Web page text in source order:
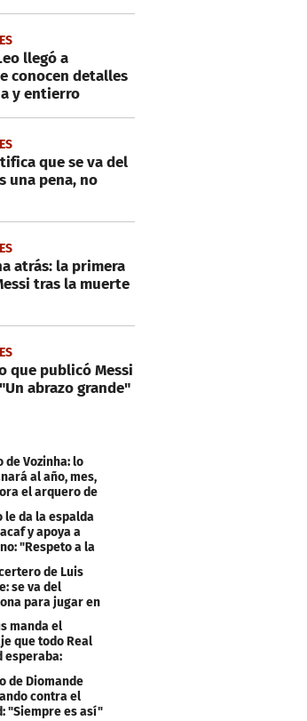
llegó a
conocen detalles
y entierro
que se va del
una pena, no
atrás: la primera
tras la muerte
que publicó Messi
abrazo grande"
de Vozinha: lo
al año, mes,
el arquero de
le da la espalda
y apoya a
"Respeto a la
de Luis
se va del
para jugar en
manda el
que todo Real
esperaba:
de Diomande
contra el
"Siempre es así"